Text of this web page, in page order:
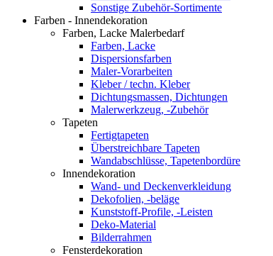
Sonstige Zubehör-Sortimente
Farben - Innendekoration
Farben, Lacke Malerbedarf
Farben, Lacke
Dispersionsfarben
Maler-Vorarbeiten
Kleber / techn. Kleber
Dichtungsmassen, Dichtungen
Malerwerkzeug, -Zubehör
Tapeten
Fertigtapeten
Überstreichbare Tapeten
Wandabschlüsse, Tapetenbordüre
Innendekoration
Wand- und Deckenverkleidung
Dekofolien, -beläge
Kunststoff-Profile, -Leisten
Deko-Material
Bilderrahmen
Fensterdekoration